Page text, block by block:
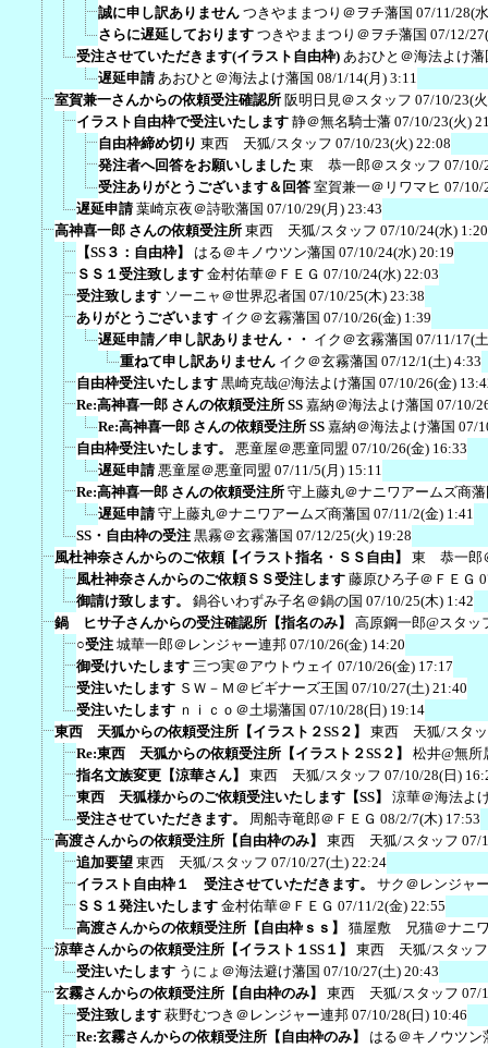
誠に申し訳ありません つきやままつり＠ヲチ藩国 07/11/28(
さらに遅延しております つきやままつり＠ヲチ藩国 07/12/
受注させていただきます(イラスト自由枠) あおひと＠海法よけ藩
遅延申請 あおひと＠海法よけ藩国 08/1/14(月) 3:11
室賀兼一さんからの依頼受注確認所 阪明日見＠スタッフ 07/10/23(
イラスト自由枠で受注いたします 静＠無名騎士藩 07/10/23(火)
自由枠締め切り 東西 天狐/スタッフ 07/10/23(火) 22:08
発注者へ回答をお願いしました 東 恭一郎＠スタッフ 07/10/
受注ありがとうございます＆回答 室賀兼一＠リワマヒ 07/10/
遅延申請 葉崎京夜＠詩歌藩国 07/10/29(月) 23:43
高神喜一郎 さんの依頼受注所 東西 天狐/スタッフ 07/10/24(水) 1:20
【SS３：自由枠】
はる＠キノウツン藩国 07/10/24(水) 20:19
ＳＳ１受注致します 金村佑華＠ＦＥＧ 07/10/24(水) 22:03
受注致します ソーニャ＠世界忍者国 07/10/25(木) 23:38
ありがとうございます イク＠玄霧藩国 07/10/26(金) 1:39
遅延申請／申し訳ありません・・ イク＠玄霧藩国 07/11/17(
重ねて申し訳ありません イク＠玄霧藩国 07/12/1(土) 4:33
自由枠受注いたします 黒崎克哉@海法よけ藩国 07/10/26(金)
Re:高神喜一郎 さんの依頼受注所 SS 嘉納＠海法よけ藩国 07/10/
Re:高神喜一郎 さんの依頼受注所 SS 嘉納＠海法よけ藩国 07/
自由枠受注いたします。
悪童屋＠悪童同盟 07/10/26(金) 16:33
遅延申請 悪童屋＠悪童同盟 07/11/5(月) 15:11
Re:高神喜一郎 さんの依頼受注所 守上藤丸＠ナニワアームズ商
遅延申請 守上藤丸＠ナニワアームズ商藩国 07/11/2(金) 1:41
SS・自由枠の受注 黒霧＠玄霧藩国 07/12/25(火) 19:28
風杜神奈さんからのご依頼【イラスト指名・ＳＳ自由】
東 恭一郎
風杜神奈さんからのご依頼ＳＳ受注します 藤原ひろ子＠ＦＥＧ
御請け致します。
鍋谷いわずみ子名＠鍋の国 07/10/25(木) 1:42
鍋 ヒサ子さんからの受注確認所【指名のみ】
高原鋼一郎@スタッ
○受注 城華一郎＠レンジャー連邦 07/10/26(金) 14:20
御受けいたします 三つ実＠アウトウェイ 07/10/26(金) 17:17
受注いたします ＳＷ－Ｍ＠ビギナーズ王国 07/10/27(土) 21:40
受注いたします ｎｉｃｏ＠土場藩国 07/10/28(日) 19:14
東西 天狐からの依頼受注所【イラスト２SS２】
東西 天狐/スタ
Re:東西 天狐からの依頼受注所【イラスト２SS２】
松井@無所
指名文族変更【涼華さん】
東西 天狐/スタッフ 07/10/28(日)
東西 天狐様からのご依頼受注いたします【SS】
涼華＠海法よ
受注させていただきます。
周船寺竜郎＠ＦＥＧ 08/2/7(木) 17:53
高渡さんからの依頼受注所【自由枠のみ】
東西 天狐/スタッフ 07/
追加要望 東西 天狐/スタッフ 07/10/27(土) 22:24
イラスト自由枠１ 受注させていただきます。
サク＠レンジャ
ＳＳ１発注いたします 金村佑華＠ＦＥＧ 07/11/2(金) 22:55
高渡さんからの依頼受注所【自由枠ｓｓ】
猫屋敷 兄猫＠ナニ
涼華さんからの依頼受注所【イラスト１SS１】
東西 天狐/スタッフ
受注いたします うにょ＠海法避け藩国 07/10/27(土) 20:43
玄霧さんからの依頼受注所【自由枠のみ】
東西 天狐/スタッフ 07/
受注致します 萩野むつき＠レンジャー連邦 07/10/28(日) 10:46
Re:玄霧さんからの依頼受注所【自由枠のみ】
はる＠キノウツン